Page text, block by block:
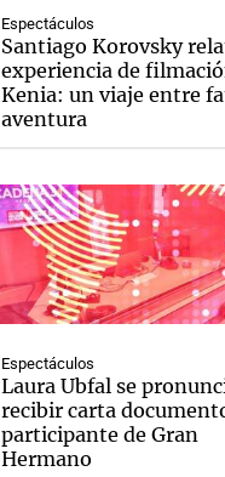
Espectáculos
Santiago Korovsky
experiencia de
Kenia: un viaje entre
aventura
Espectáculos
Laura Ubfal se
recibir carta
participante de Gran
Hermano
Notas